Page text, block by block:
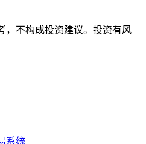
，不构成投资建议。投资有风
系统